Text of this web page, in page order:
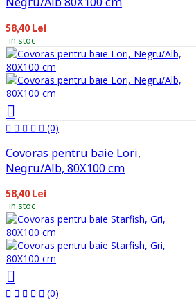
58,40 Lei
in stoc
(0)
Covoras pentru baie Lori,
Negru/Alb, 80X100 cm
58,40 Lei
in stoc
(0)